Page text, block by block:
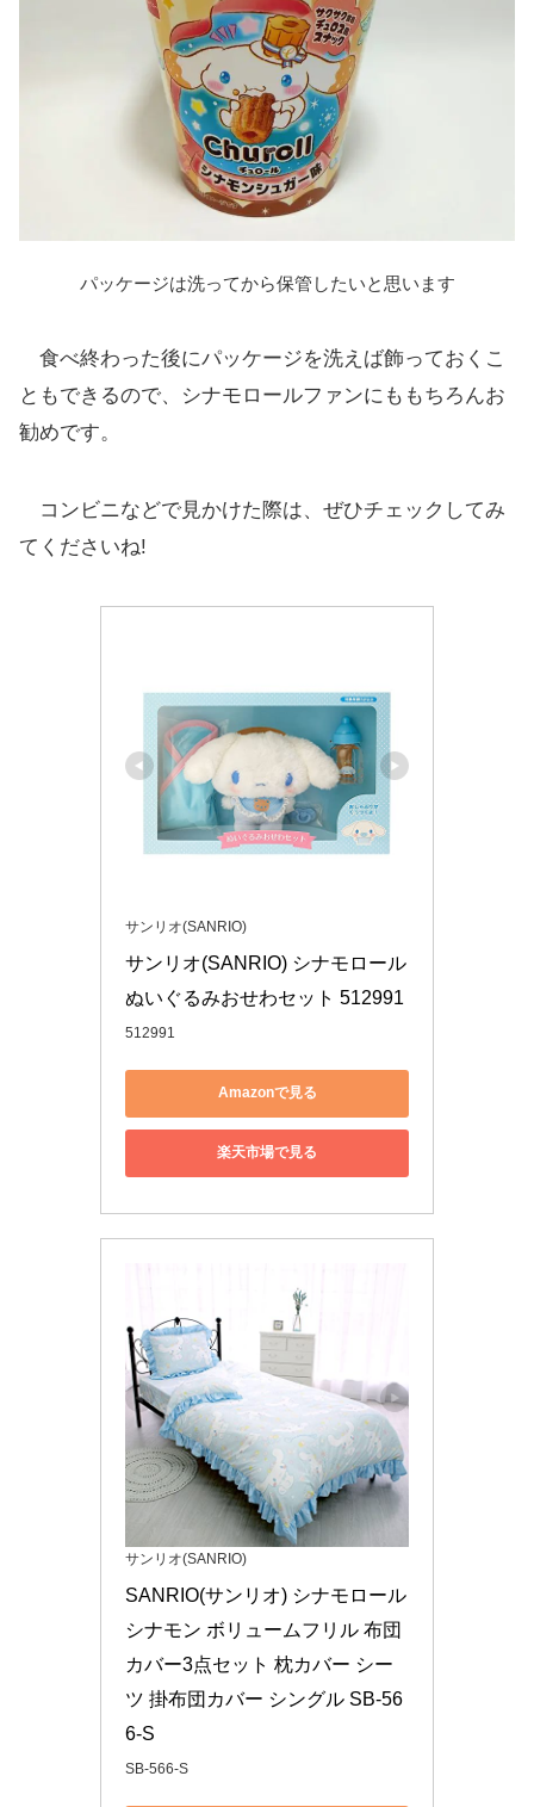
パッケージは洗ってから保管したいと思います
食べ終わった後にパッケージを洗えば飾っておくこ
ともできるので、シナモロールファンにももちろんお
勧めです。
コンビニなどで見かけた際は、ぜひチェックしてみ
てくださいね!
サンリオ(SANRIO)
サンリオ(SANRIO) シナモロール
ぬいぐるみおせわセット 512991
512991
Amazonで見る
楽天市場で見る
サンリオ(SANRIO)
SANRIO(サンリオ) シナモロール
シナモン ボリュームフリル 布団
カバー3点セット 枕カバー シー
ツ 掛布団カバー シングル SB-56
6-S
SB-566-S